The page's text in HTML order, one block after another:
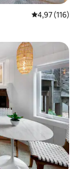
Средна
4,97 (116)